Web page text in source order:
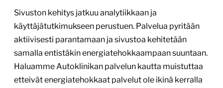
Sivuston kehitys jatkuu analytiikkaan ja
käyttäjätutkimukseen perustuen. Palvelua pyritään
aktiivisesti parantamaan ja sivustoa kehitetään
samalla entistäkin energiatehokkaampaan suuntaan.
Haluamme Autoklinikan palvelun kautta muistuttaa
etteivät energiatehokkaat palvelut ole ikinä kerralla